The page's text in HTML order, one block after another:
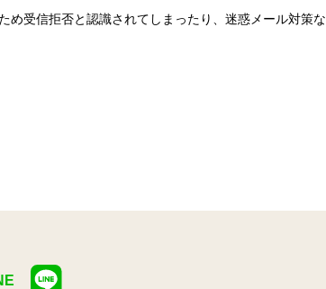
受信拒否と認識されてしまったり、迷惑メール対策な